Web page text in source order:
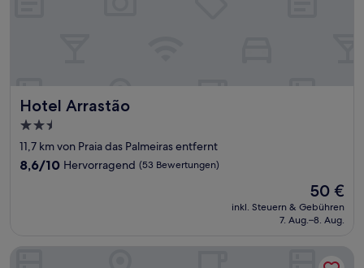
Hotel Arrastão
Hotel Arrastão
2.5-
Sterne-
Unterkunft
11,7 km von Praia das Palmeiras entfernt
8.6
8,6/10 Hervorragend (53 Bewertungen)
Der
Preis
beträgt
50 €
inkl. Steuern & Gebühren
7. Aug.–8. Aug.